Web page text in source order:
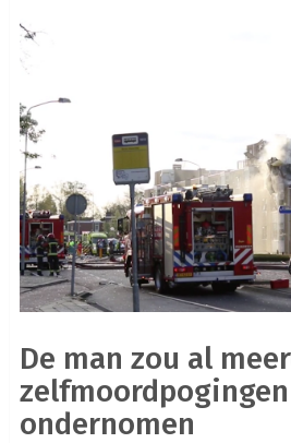
De man zou al
ondernomen